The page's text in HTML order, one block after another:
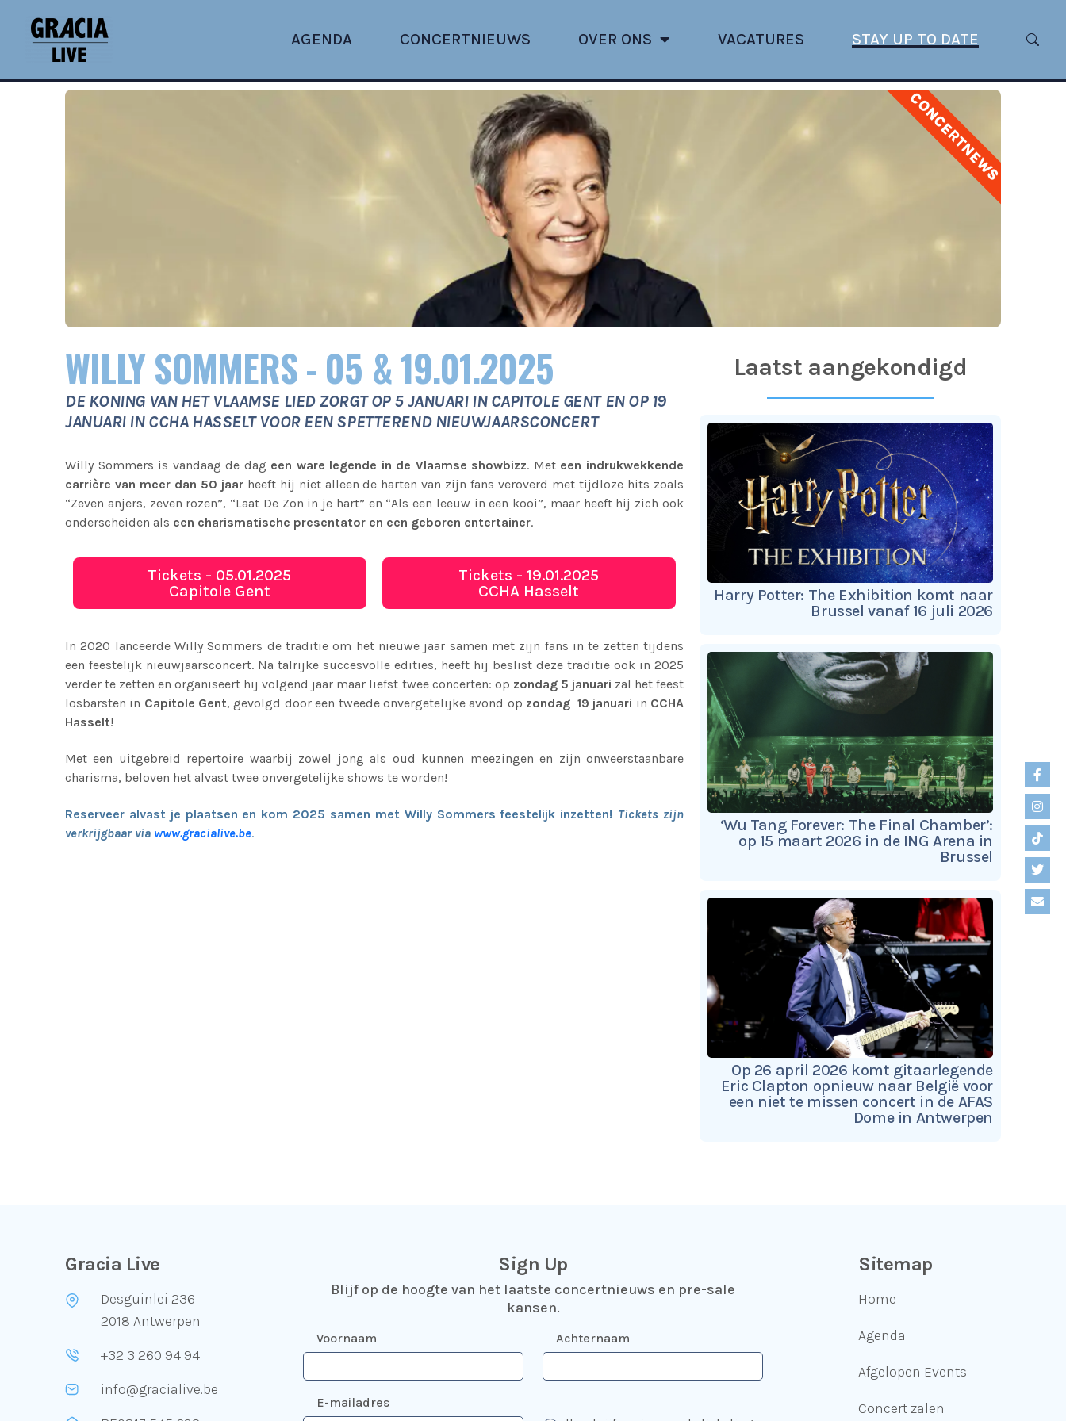
AGENDA CONCERTNIEUWS OVER ONS VACATURES STAY UP TO DATE
CONCERTNEWS
WILLY SOMMERS - 05 & 19.01.2025
DE KONING VAN HET VLAAMSE LIED ZORGT OP 5 JANUARI IN CAPITOLE GENT EN OP 19
JANUARI IN CCHA HASSELT VOOR EEN SPETTEREND NIEUWJAARSCONCERT
Willy Sommers is vandaag de dag een ware legende in de Vlaamse showbizz. Met een indrukwekkende
carrière van meer dan 50 jaarheeft hij niet alleen de harten van zijn fans veroverd met tijdloze hits zoals
“Zeven anjers, zeven rozen”, “Laat De Zon in je hart” en “Als een leeuw in een kooi”, maar heeft hij zich ook
onderscheiden als een charismatische presentator en een geboren entertainer.
Tickets - 05.01.2025
Capitole Gent
Tickets - 19.01.2025
CCHA Hasselt
In 2020 lanceerde Willy Sommers de traditie om het nieuwe jaar samen met zijn fans in te zetten tijdens
een feestelijk nieuwjaarsconcert. Na talrijke succesvolle edities, heeft hij beslist deze traditie ook in 2025
verder te zetten en organiseert hij volgend jaar maar liefst twee concerten: op zondag 5 januari zal het feest
losbarsten in Capitole Gent, gevolgd door een tweede onvergetelijke avond op zondag 19 januari in CCHA
Hasselt!
Met een uitgebreid repertoire waarbij zowel jong als oud kunnen meezingen en zijn onweerstaanbare
charisma, beloven het alvast twee onvergetelijke shows te worden!
Reserveer alvast je plaatsen en kom 2025 samen met Willy Sommers feestelijk inzetten! Tickets zijn
verkrijgbaar via www.gracialive.be.
Laatst aangekondigd
Harry Potter: The Exhibition komt naar
Brussel vanaf 16 juli 2026
‘Wu Tang Forever: The Final Chamber’:
op 15 maart 2026 in de ING Arena in
Brussel
Op 26 april 2026 komt gitaarlegende
Eric Clapton opnieuw naar België voor
een niet te missen concert in de AFAS
Dome in Antwerpen
Gracia Live
Desguinlei 236
2018 Antwerpen
+32 3 260 94 94
info@gracialive.be
Sign Up
Blijf op de hoogte van het laatste concertnieuws en pre-sale
kansen.
Voornaam Achternaam
E-mailadres
Sitemap
Home
Agenda
Afgelopen Events
Concert zalen